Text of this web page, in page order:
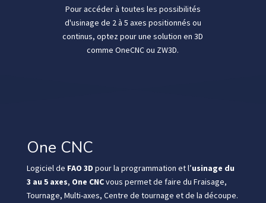
Pour accéder à toutes les possibilités
d'usinage de 2 à 5 axes positionnés ou
continus, optez pour une solution en 3D
comme OneCNC ou ZW3D.
One CNC
Logiciel de FAO 3D pour la programmation et l’usinage du
3 au 5 axes, One CNCvous permet de faire du Fraisage,
Tournage, Multi-axes, Centre de tournage et de la découpe.